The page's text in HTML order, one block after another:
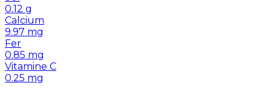
0.12 g
Calcium
9.97 mg
Fer
0.85 mg
Vitamine C
0.25 mg